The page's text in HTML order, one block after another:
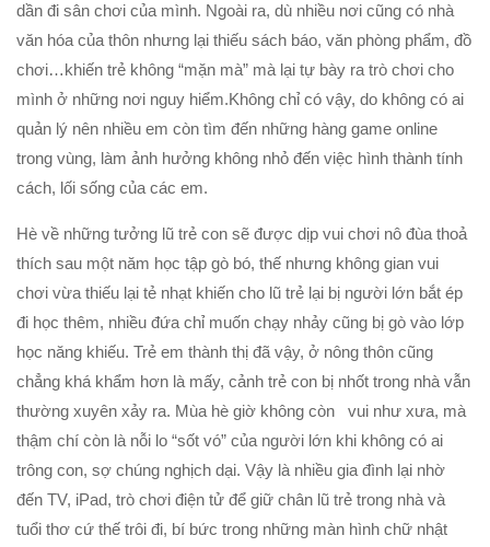
dần đi sân chơi của mình. Ngoài ra, dù nhiều nơi cũng có nhà
văn hóa của thôn nhưng lại thiếu sách báo, văn phòng phẩm, đồ
chơi…khiến trẻ không “mặn mà” mà lại tự bày ra trò chơi cho
mình ở những nơi nguy hiểm.Không chỉ có vậy, do không có ai
quản lý nên nhiều em còn tìm đến những hàng game online
trong vùng, làm ảnh hưởng không nhỏ đến việc hình thành tính
cách, lối sống của các em.
Hè về những tưởng lũ trẻ con sẽ được dịp vui chơi nô đùa thoả
thích sau một năm học tập gò bó, thế nhưng không gian vui
chơi vừa thiếu lại tẻ nhạt khiến cho lũ trẻ lại bị người lớn bắt ép
đi học thêm, nhiều đứa chỉ muốn chạy nhảy cũng bị gò vào lớp
học năng khiếu. Trẻ em thành thị đã vậy, ở nông thôn cũng
chẳng khá khẩm hơn là mấy, cảnh trẻ con bị nhốt trong nhà vẫn
thường xuyên xảy ra. Mùa hè giờ không còn vui như xưa, mà
thậm chí còn là nỗi lo “sốt vó” của người lớn khi không có ai
trông con, sợ chúng nghịch dại. Vậy là nhiều gia đình lại nhờ
đến TV, iPad, trò chơi điện tử để giữ chân lũ trẻ trong nhà và
tuổi thơ cứ thế trôi đi, bí bức trong những màn hình chữ nhật